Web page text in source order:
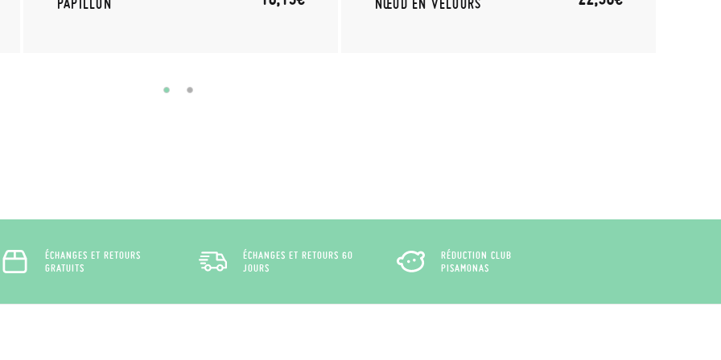
ÉCHANGES ET RETOURS
GRATUITS
ÉCHANGES ET RETOURS 60
JOURS
RÉDUCTION CLUB
PISAMONAS